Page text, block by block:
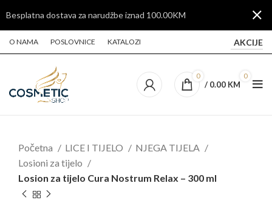
O NAMA POSLOVNICE KATALOZI AKCIJE
0 0
/ 0.00 KM
Početna LICE I TIJELO
NJEGA TIJELA
Losioni za tijelo
Losion za tijelo Cura Nostrum Relax – 300 ml
Besplatna dostava za narudžbe iznad 100.00KM